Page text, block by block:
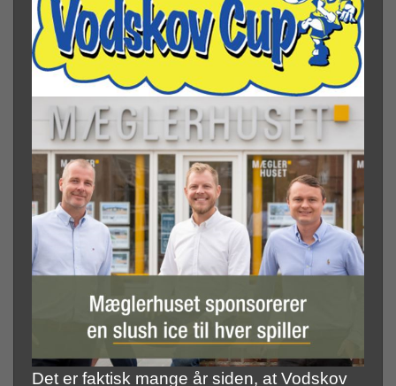
Det er faktisk mange år siden, at Vodskov